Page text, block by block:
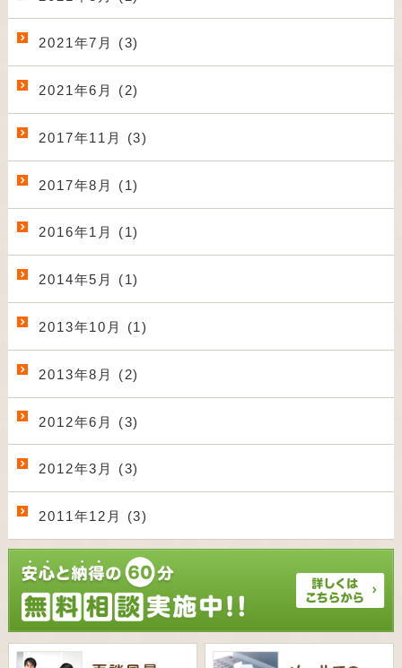
2021年7月 (3)
2021年6月 (2)
2017年11月 (3)
2017年8月 (1)
2016年1月 (1)
2014年5月 (1)
2013年10月 (1)
2013年8月 (2)
2012年6月 (3)
2012年3月 (3)
2011年12月 (3)